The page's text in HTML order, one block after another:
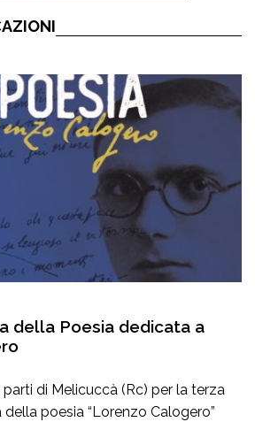
della Poesia dedicata a
di Melicuccà (Rc) per la terza
poesia “Lorenzo Calogero”